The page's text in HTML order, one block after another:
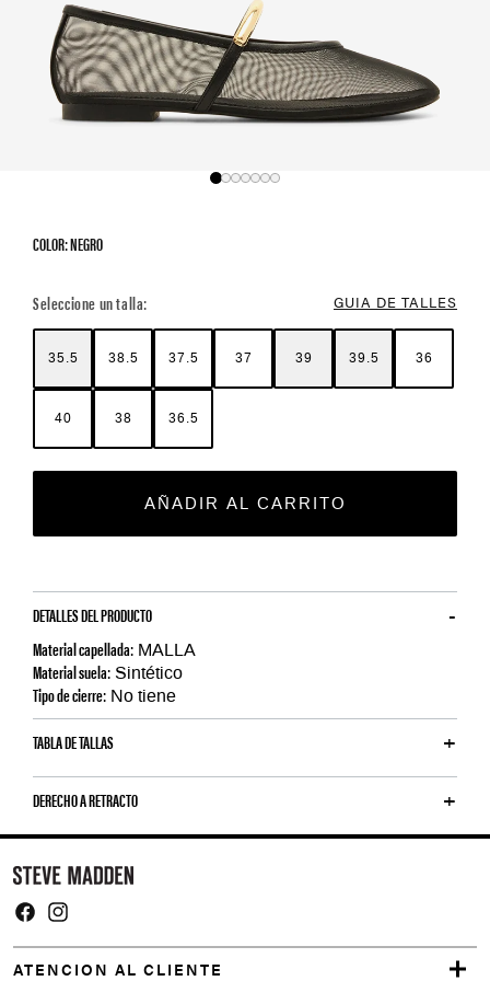
COLOR: NEGRO
Seleccione un talla: GUIA DE TALLES
35.5 38.5 37.5 37 39 39.5 36
40 38 36.5
AÑADIR AL CARRITO
DETALLES DEL PRODUCTO
Material capellada: MALLA
Material suela: Sintético
Tipo de cierre: No tiene
TABLA DE TALLAS
DERECHO A RETRACTO
Y
ATENCION AL CLIENTE